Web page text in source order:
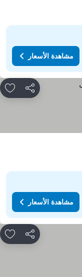
مشاهدة الأسعار
مشاركة
مشاهدة الأسعار
مشاركة